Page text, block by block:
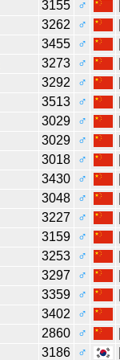
3155 ♂
3262 ♂
3455 ♂
3273 ♂
3292 ♂
3513 ♂
3029 ♂
3029 ♂
3018 ♂
3430 ♂
3048 ♂
3227 ♂
3159 ♂
3253 ♂
3297 ♂
3359 ♂
3402
♂
2860 ♂
3186 ♂